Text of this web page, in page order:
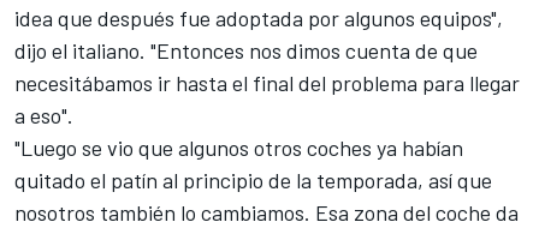
idea que después fue adoptada por algunos equipos",
dijo el italiano. "Entonces nos dimos cuenta de que
necesitábamos ir hasta el final del problema para llegar
a eso".
"Luego se vio que algunos otros coches ya habían
quitado el patín al principio de la temporada, así que
nosotros también lo cambiamos. Esa zona del coche da